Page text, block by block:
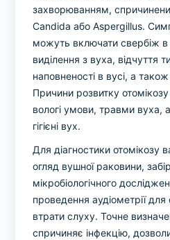
захворюванням,
Candida або Aspergillus.
можуть включати свербіж в
виділення з вуха, відчуття
наповненості в вусі, а
Причини розвитку
вологі умови, травми вуха,
гігієні вух.
Для діагностики отомікозу
огляд вушної раковини,
мікробіологічного
проведення аудіометрії
втрати слуху. Точне
спричиняє інфекцію,